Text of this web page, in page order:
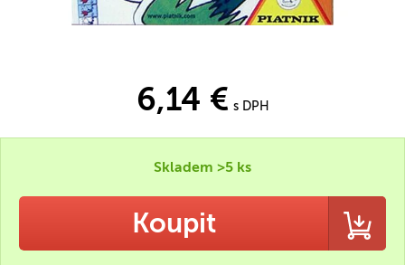
6,14 € s DPH
Skladem >5 ks
Koupit